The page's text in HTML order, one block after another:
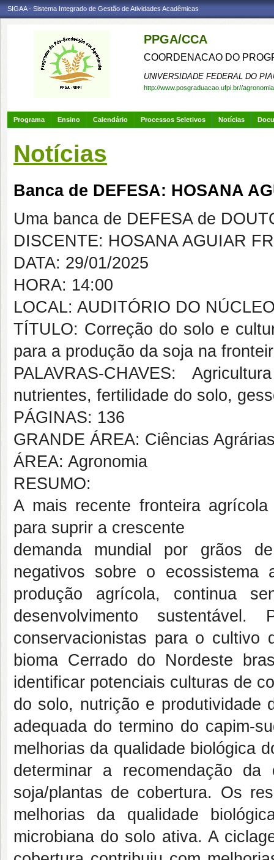
SIGAA - Sistema Integrado de Gestão de Atividades Acadêmicas
PPGA/CCA
COORDENACAO DO
UNIVERSIDADE FEDERAL DO
http://www.posgraduacao.ufpi.br//agronomia
Programa Ensino Calendário Processos Seletivos Notícias
Notícias
Banca de DEFESA: HOSANA
Uma banca de DEFESA de
DISCENTE: HOSANA AGUIAR
DATA: 29/01/2025
HORA: 14:00
LOCAL: AUDITÓRIO DO
TÍTULO: Correção do solo e
para a produção da soja na
PALAVRAS-CHAVES:
nutrientes, fertilidade do solo,
PÁGINAS: 136
GRANDE ÁREA: Ciências
ÁREA: Agronomia
RESUMO:
A mais recente fronteira
para suprir a crescente
demanda mundial por grãos
negativos sobre o
produção agrícola, continua
desenvolvimento
conservacionistas para o cultivo
bioma Cerrado do Nordeste
identificar potenciais culturas de
do solo, nutrição e produtividade
adequada do termino do capim-
melhorias da qualidade biológica
determinar a recomendação
soja/plantas de cobertura. Os
melhorias da qualidade
microbiana do solo ativa. A